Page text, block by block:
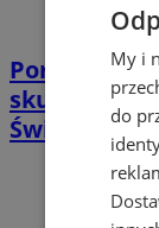
Poradnia
skuteczna
My i
do